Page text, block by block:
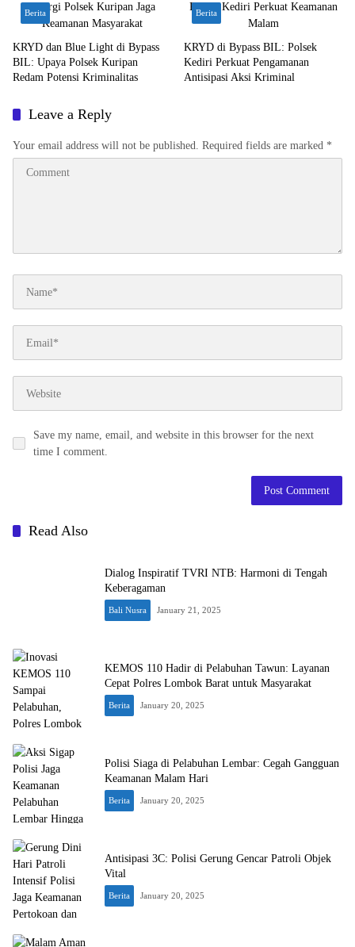
Berita
KRYD dan Blue Light di Bypass
BIL: Upaya Polsek Kuripan
Redam Potensi Kriminalitas
Berita
KRYD di Bypass BIL: Polsek
Kediri Perkuat Pengamanan
Antisipasi Aksi Kriminal
Leave a Reply
Your email address will not be published. Required fields are marked *
Save my name, email, and website in this browser for the next
time I comment.
Read Also
Dialog Inspiratif TVRI NTB: Harmoni di Tengah
Keberagaman
Bali Nusra January 21, 2025
KEMOS 110 Hadir di Pelabuhan Tawun: Layanan
Cepat Polres Lombok Barat untuk Masyarakat
Berita January 20, 2025
Polisi Siaga di Pelabuhan Lembar: Cegah Gangguan
Keamanan Malam Hari
Berita January 20, 2025
Antisipasi 3C: Polisi Gerung Gencar Patroli Objek
Vital
Berita January 20, 2025